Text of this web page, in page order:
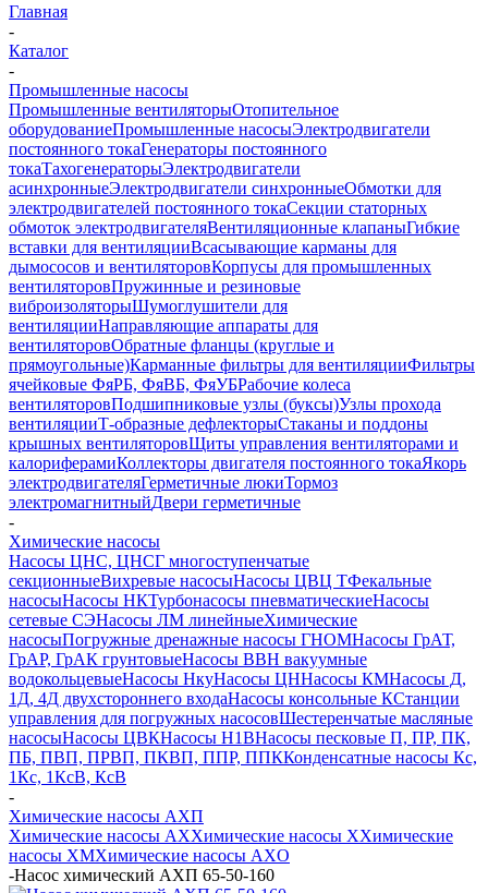
Главная
-
Каталог
-
Промышленные насосы
Промышленные вентиляторыОтопительное
оборудованиеПромышленные насосыЭлектродвигатели
постоянного токаГенераторы постоянного
токаТахогенераторыЭлектродвигатели
асинхронныеЭлектродвигатели синхронныеОбмотки для
электродвигателей постоянного токаСекции статорных
обмоток электродвигателяВентиляционные клапаныГибкие
вставки для вентиляцииВсасывающие карманы для
дымососов и вентиляторовКорпусы для промышленных
вентиляторовПружинные и резиновые
виброизоляторыШумоглушители для
вентиляцииНаправляющие аппараты для
вентиляторовОбратные фланцы (круглые и
прямоугольные)Карманные фильтры для вентиляцииФильтры
ячейковые ФяРБ, ФяВБ, ФяУБРабочие колеса
вентиляторовПодшипниковые узлы (буксы)Узлы прохода
вентиляцииТ-образные дефлекторыСтаканы и поддоны
крышных вентиляторовЩиты управления вентиляторами и
калориферамиКоллекторы двигателя постоянного токаЯкорь
электродвигателяГерметичные люкиТормоз
электромагнитныйДвери герметичные
-
Химические насосы
Насосы ЦНС, ЦНСГ многоступенчатые
секционныеВихревые насосыНасосы ЦВЦ ТФекальные
насосыНасосы НКТурбонасосы пневматическиеНасосы
сетевые СЭНасосы ЛМ линейныеХимические
насосыПогружные дренажные насосы ГНОМНасосы ГрАТ,
ГрАР, ГрАК грунтовыеНасосы ВВН вакуумные
водокольцевыеНасосы НкуНасосы ЦННасосы КМНасосы Д,
1Д, 4Д двухстороннего входаНасосы консольные КСтанции
управления для погружных насосовШестеренчатые масляные
насосыНасосы ЦВКНасосы Н1ВНасосы песковые П, ПР, ПК,
ПБ, ПВП, ПРВП, ПКВП, ППР, ППККонденсатные насосы Кс,
1Кс, 1КсВ, КсВ
-
Химические насосы АХП
Химические насосы AXХимические насосы XХимические
насосы XМХимические насосы AXО
-Насос химический АХП 65-50-160